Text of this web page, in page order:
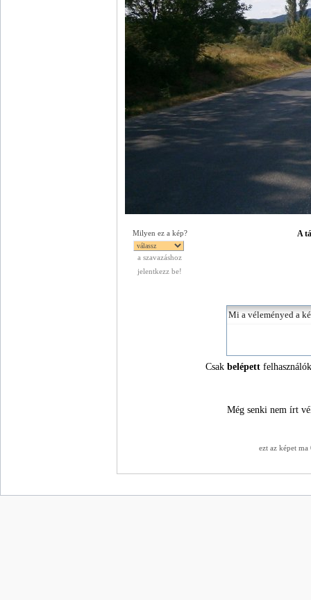
Milyen ez a kép?
a szavazáshoz
jelentkezz be!
A
Csakbelépett
Még senki nem írt
ezt az képet ma